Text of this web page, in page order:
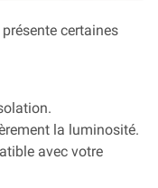
certaines
la luminosité.
avec votre